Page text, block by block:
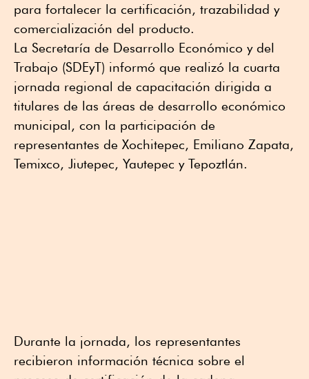
para fortalecer la certificación, trazabilidad y
comercialización del producto.
La Secretaría de Desarrollo Económico y del
Trabajo (SDEyT) informó que realizó la cuarta
jornada regional de capacitación dirigida a
titulares de las áreas de desarrollo económico
municipal, con la participación de
representantes de Xochitepec, Emiliano Zapata,
Temixco, Jiutepec, Yautepec y Tepoztlán.
Durante la jornada, los representantes
recibieron información técnica sobre el